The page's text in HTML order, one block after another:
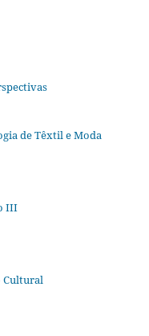
de Têxtil e Moda
III
Cultural